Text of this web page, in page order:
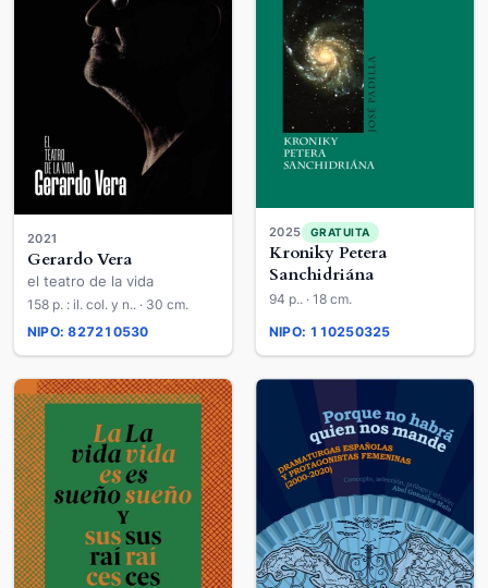
2021
Gerardo Vera
el teatro de la vida
158 p. : il. col. y n.. · 30 cm.
NIPO: 827210530
2025 GRATUITA
Kroniky Petera
Sanchidriána
94 p.. · 18 cm.
NIPO: 110250325